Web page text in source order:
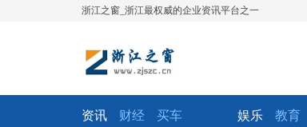
浙江之窗_浙江最权威的企业资讯平台之一
资讯 财经 买车 娱乐 教育